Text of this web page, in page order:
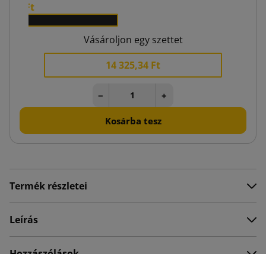
Ft
Vásároljon egy szettet
14 325,34 Ft
− +
Kosárba tesz
Termék részletei
Leírás